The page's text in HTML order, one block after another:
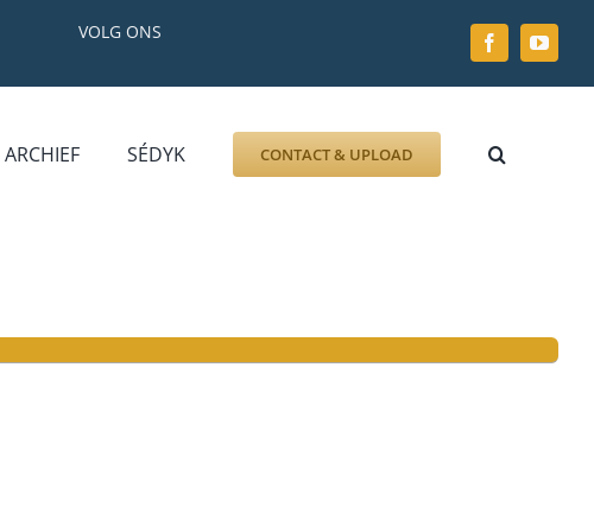
VOLG ONS
ARCHIEF SÉDYK CONTACT & UPLOAD